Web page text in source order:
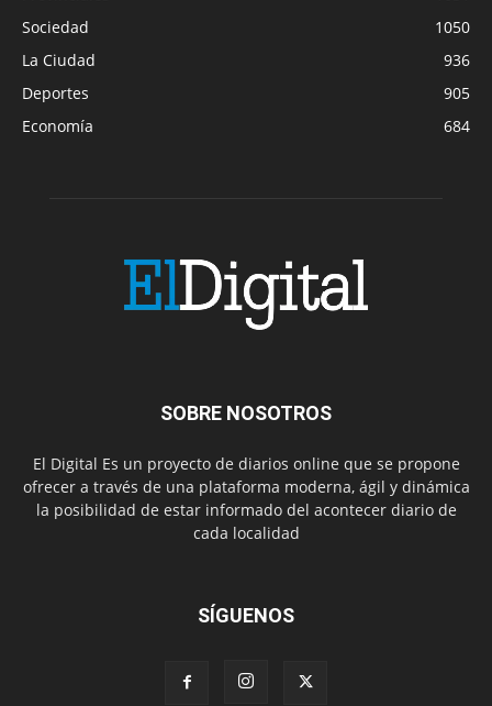
Sociedad
1050
La Ciudad
936
Deportes
905
Economía
684
SOBRE NOSOTROS
El Digital Es un proyecto de diarios online que se propone
ofrecer a través de una plataforma moderna, ágil y dinámica
la posibilidad de estar informado del acontecer diario de
cada localidad
SÍGUENOS